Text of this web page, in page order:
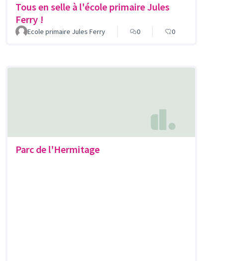
Tous en selle à l'école primaire Jules
Ferry !
Ecole primaire Jules Ferry 0 0
Parc de l'Hermitage